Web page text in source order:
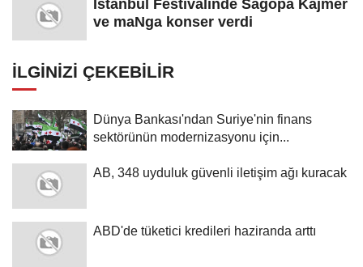
İstanbul Festivalinde Sagopa Kajmer
ve maNga konser verdi
İLGINIZI ÇEKEBILIR
Dünya Bankası'ndan Suriye'nin finans
sektörünün modernizasyonu için...
AB, 348 uyduluk güvenli iletişim ağı kuracak
ABD'de tüketici kredileri haziranda arttı